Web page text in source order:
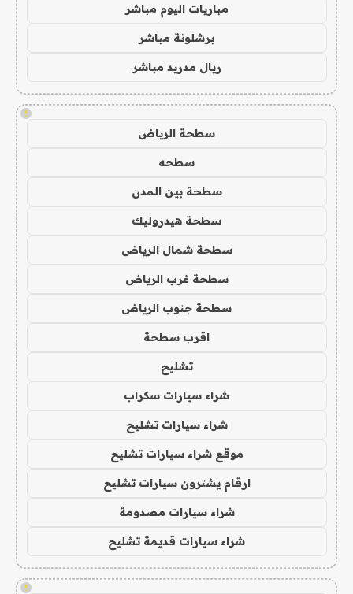
مباريات اليوم مباشر
برشلونة مباشر
ريال مدريد مباشر
!
سطحة الرياض
سطحه
سطحة بين المدن
سطحة هيدروليك
سطحة شمال الرياض
سطحة غرب الرياض
سطحة جنوب الرياض
اقرب سطحة
تشليح
شراء سيارات سكراب
شراء سيارات تشليح
موقع شراء سيارات تشليح
ارقام يشترون سيارات تشليح
شراء سيارات مصدومة
شراء سيارات قديمة تشليح
!